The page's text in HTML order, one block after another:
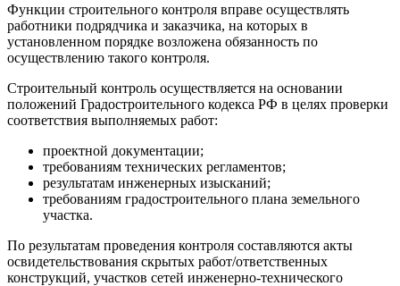
Функции строительного контроля вправе осуществлять
работники подрядчика и заказчика, на которых в
установленном порядке возложена обязанность по
осуществлению такого контроля.
Строительный контроль осуществляется на основании
положений Градостроительного кодекса РФ в целях проверки
соответствия выполняемых работ:
проектной документации;
требованиям технических регламентов;
результатам инженерных изысканий;
требованиям градостроительного плана земельного
участка.
По результатам проведения контроля составляются акты
освидетельствования скрытых работ/ответственных
конструкций, участков сетей инженерно-технического